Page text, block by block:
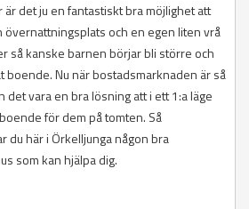
är det ju en fantastiskt bra möjlighet att
övernattningsplats och en egen liten vrå
så kanske barnen börjar bli större och
boende. Nu när bostadsmarknaden är så
det vara en bra lösning att i ett 1:a läge
för dem på tomten. Så
du här i Örkelljunga någon bra
som kan hjälpa dig.